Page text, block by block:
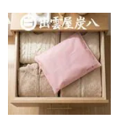
休業日
■その他共通および
さい）